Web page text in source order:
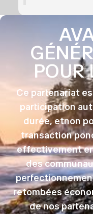
POUR
Ce partenariat
participation
durée, etnon
transaction
effectivement
des
retombées
de nos